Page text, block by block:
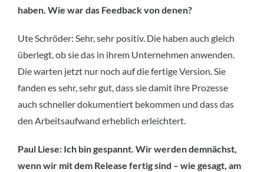
haben. Wie war das Feedback von denen?
Ute Schröder: Sehr, sehr positiv. Die haben auch gleich
überlegt, ob sie das in ihrem Unternehmen anwenden.
Die warten jetzt nur noch auf die fertige Version. Sie
fanden es sehr, sehr gut, dass sie damit ihre Prozesse
auch schneller dokumentiert bekommen und dass das
den Arbeitsaufwand erheblich erleichtert.
Paul Liese: Ich bin gespannt. Wir werden demnächst,
wenn wir mit dem Release fertig sind – wie gesagt, am